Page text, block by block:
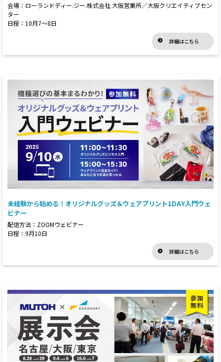
会場：ローランドディー.ジー.株式会社 大阪営業所／大阪クリエイティブセン
ター
日程：10月7～8日
詳細はこちら
未経験から始める！オリジナルグッズ＆ウェアプリント1DAY入門ウェ
ビナー
配信方法：ZOOMウェビナー
日程：9月10日
詳細はこちら